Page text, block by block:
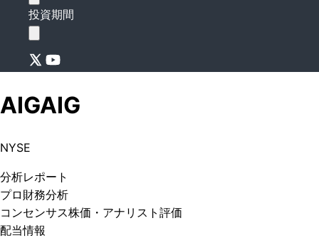
投資期間
AIGAIG
NYSE
分析レポート
プロ 財務分析
コンセンサス株価 ・アナリスト評価
配当情報